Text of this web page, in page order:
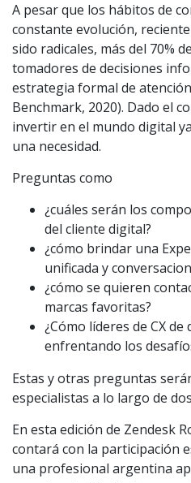
A pesar que los hábitos de
constante evolución,
sido radicales, más del 70%
tomadores de decisiones
estrategia formal de
Benchmark, 2020). Dado el
invertir en el mundo digital
una necesidad.
Preguntas como
¿cuáles serán los
del cliente digital?
¿cómo brindar una
unificada y
¿cómo se quieren
marcas favoritas?
¿Cómo líderes de CX
enfrentando los
Estas y otras preguntas
especialistas a lo largo de
En esta edición de Zendesk
contará con la participación
una profesional argentina